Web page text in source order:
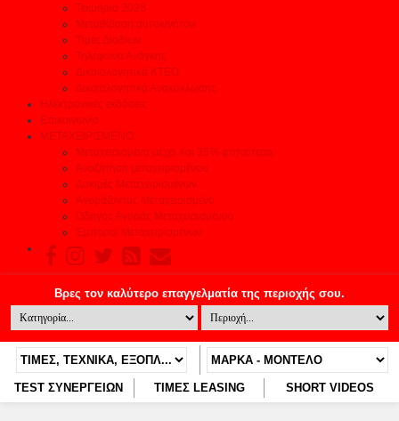
Τεκμήρια 2026
Μεταβίβαση αυτοκινήτου
Τιμές Διοδίων
Τηλέφωνα Ανάγκης
Δικαιολογητικά ΚΤΕΟ
Δικαιολογητικά Ανακύκλωσης
Ηλεκτρονικές εκδόσεις
Επικοινωνία
ΜΕΤΑΧΕΙΡΙΣΜΕΝΟ
Μεταχειρισμένα μέχρι και 35% φτηνότερα
Αναζήτηση μεταχειρισμένου
Δοκιμές Μεταχειρισμένων
Αγοράζοντας Μεταχειρισμένο
Οδηγός Αγοράς Μεταχειρισμένου
Έμποροι Μεταχειρισμένων
TEST ΣΥΝΕΡΓΕΙΩΝ ΤΙΜΕΣ LEASING SHORT VIDEOS